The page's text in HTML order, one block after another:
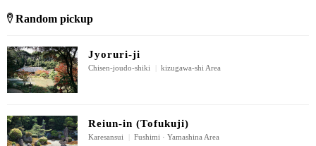
Random pickup
Jyoruri-ji
Chisen-joudo-shiki kizugawa-shi Area
Reiun-in (Tofukuji)
Karesansui Fushimi · Yamashina Area